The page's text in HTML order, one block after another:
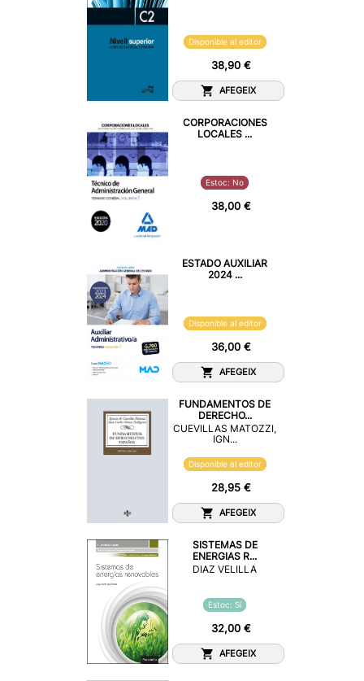
Disponible al editor
38,90 €
AFEGEIX
CORPORACIONES
LOCALES ...
Estoc: No
38,00 €
ESTADO AUXILIAR
2024 ...
Disponible al editor
36,00 €
AFEGEIX
FUNDAMENTOS DE
DERECHO...
CUEVILLAS MATOZZI,
IGN...
Disponible al editor
28,95 €
AFEGEIX
SISTEMAS DE
ENERGIAS R...
DIAZ VELILLA
Estoc: Sí
32,00 €
AFEGEIX